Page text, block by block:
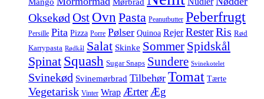
Oksekød Ost Ovn Pasta Peanutbutter Peberfrugt
Persille Pita Pizza Porre Pølser Quinoa Rejer ResterRis Rød
Karrypasta Rødkål Salat Skinke Sommer Spidskål
Spinat Squash Sugar Snaps Sundere Svinekotelet
Svinekød Svinemørbrad Tilbehør Tomat Tærte
Vegetarisk Vinter Wrap Ærter Æg